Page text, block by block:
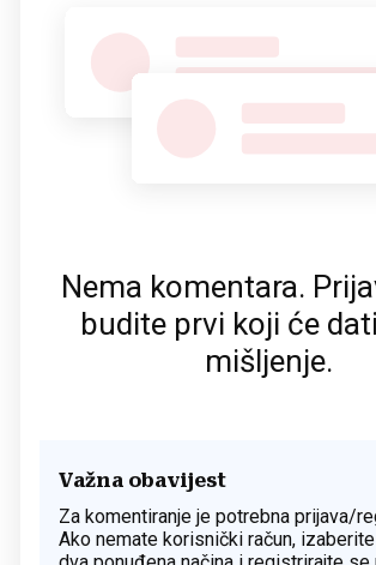
Nema komentara.
budite prvi koji će
mišljenje.
Važna obavijest
Za komentiranje je potrebna prijava/
Ako nemate korisnički račun,